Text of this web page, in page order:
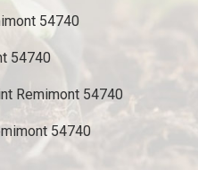
54740
54740
Remimont 54740
54740